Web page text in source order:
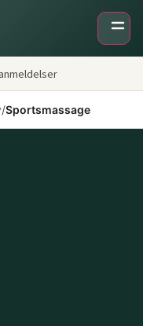
anmeldelser
/Sportsmassage